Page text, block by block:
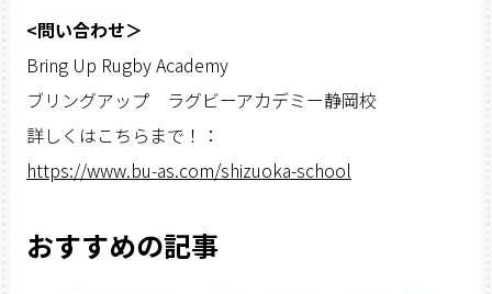
<問い合わせ＞
Bring Up Rugby Academy
ブリングアップ ラグビーアカデミー静岡校
詳しくはこちらまで！：
https://www.bu-as.com/shizuoka-school
おすすめの記事